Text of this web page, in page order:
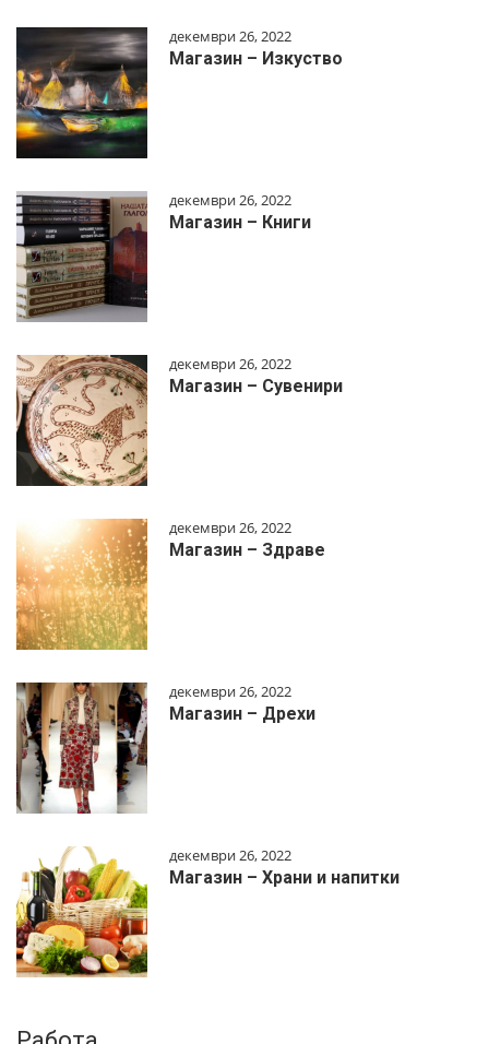
декември 26, 2022
Магазин – Изкуство
декември 26, 2022
Магазин – Книги
декември 26, 2022
Магазин – Сувенири
декември 26, 2022
Магазин – Здраве
декември 26, 2022
Магазин – Дрехи
декември 26, 2022
Магазин – Храни и напитки